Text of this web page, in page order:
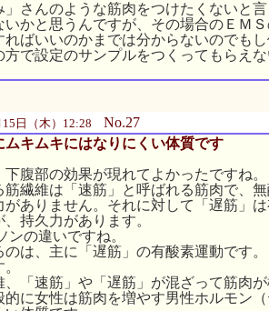
」さんのような筋肉をつけたくないと
いかと思うんですが、その場合のＥＭ
ればいいのかまでは分からないのでも
方で設定のサンプルをつくってもらえ
15日（木）12:28 No.27
ムキムキにはなりにくい体質です
下腹部の効果が現れてよかったですね。
筋繊維は「速筋」と呼ばれる筋肉で、
がありません。それに対して「遅筋」
持久力があります。
ンの違いですね。
のは、主に「遅筋」の有酸素運動です
、「速筋」や「遅筋」が混ざって筋肉
的に女性は筋肉を増やす男性ホルモン